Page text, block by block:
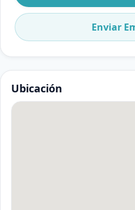
Enviar
Ubicación